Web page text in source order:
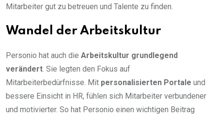
Mitarbeiter gut zu betreuen und Talente zu finden.
Wandel der Arbeitskultur
Personio hat auch die Arbeitskultur grundlegend
verändert. Sie legten den Fokus auf
Mitarbeiterbedürfnisse. Mit personalisierten Portale und
bessere Einsicht in HR, fühlen sich Mitarbeiter verbundener
und motivierter. So hat Personio einen wichtigen Beitrag